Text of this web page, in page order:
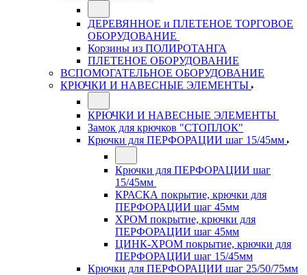
ДЕРЕВЯННОЕ и ПЛЕТЕНОЕ ТОРГОВОЕ
ОБОРУДОВАНИЕ
Корзины из ПОЛИРОТАНГА
ПЛЕТЕНОЕ ОБОРУДОВАНИЕ
ВСПОМОГАТЕЛЬНОЕ ОБОРУДОВАНИЕ
КРЮЧКИ И НАВЕСНЫЕ ЭЛЕМЕНТЫ
КРЮЧКИ И НАВЕСНЫЕ ЭЛЕМЕНТЫ
Замок для крючков "СТОПЛОК"
Крючки для ПЕРФОРАЦИИ шаг 15/45мм
Крючки для ПЕРФОРАЦИИ шаг
15/45мм
КРАСКА покрытие, крючки для
ПЕРФОРАЦИИ шаг 45мм
ХРОМ покрытие, крючки для
ПЕРФОРАЦИИ шаг 45мм
ЦИНК-ХРОМ покрытие, крючки для
ПЕРФОРАЦИИ шаг 15/45мм
Крючки для ПЕРФОРАЦИИ шаг 25/50/75мм